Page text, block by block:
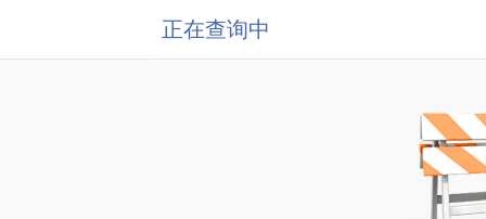
正在查询中